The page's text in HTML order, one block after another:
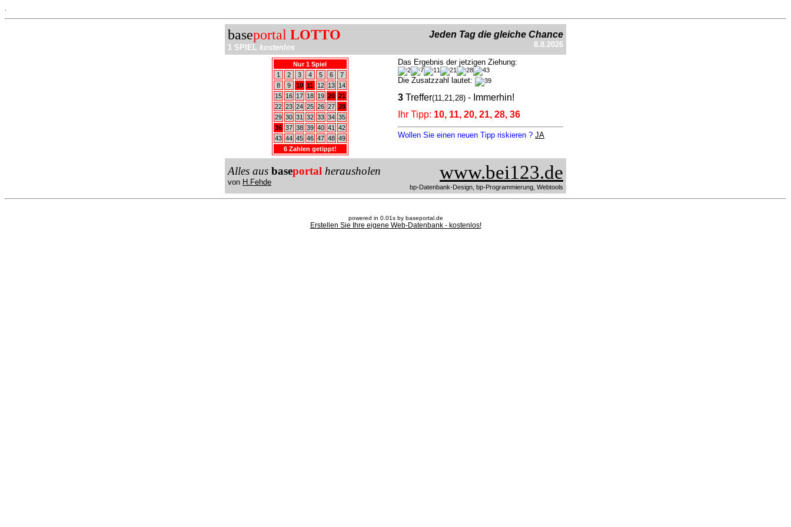
baseportal LOTTO
1 SPIEL kostenlos
Jeden Tag die gleiche Chance
8.8.2026
Nur 1 Spiel
1
2 3 4 5 6
7
8
9 10 11 12 13
14
15
16 17 18 19 20 21
22 23 24 25 26 27 28
29 30 31 32 33 34 35
36 37 38 39 40 41
42
43 44 45 46 47 48 49
6 Zahlen getippt!
Das Ergebnis der jetzigen Ziehung:
Die Zusatzzahl lautet:
3 Treffer(11,21,28) - Immerhin!
Ihr Tipp: 10, 11, 20, 21, 28, 36
Wollen Sie einen neuen Tipp riskieren ? JA
Alles aus baseportal herausholen
von H.Fehde www.bei123.de
bp-Datenbank-Design, bp-Programmierung, Webtools
powered in 0.01s by baseportal.de
Erstellen Sie Ihre eigene Web-Datenbank - kostenlos!